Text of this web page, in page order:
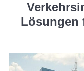
Lösungen